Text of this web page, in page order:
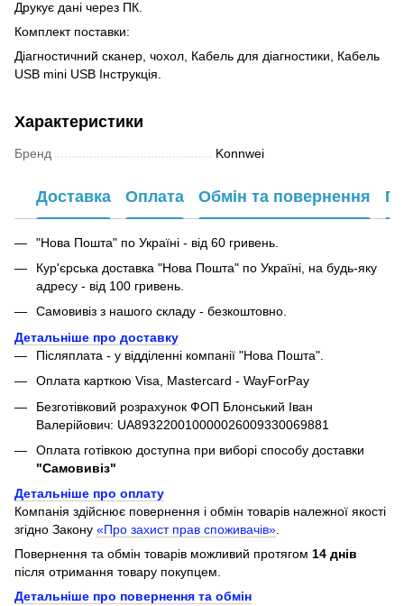
Друкує дані через ПК.
Комплект поставки:
Діагностичний сканер, чохол, Кабель для діагностики, Кабель
USB mini USB Інструкція.
Характеристики
Бренд Konnwei
Доставка Оплата Обмін та повернення
"Нова Пошта" по Україні - від 60 гривень.
Кур'єрська доставка "Нова Пошта" по Україні, на будь-яку
адресу - від 100 гривень.
Самовивіз з нашого складу - безкоштовно.
Детальніше про доставку
Післяплата - у відділенні компанії "Нова Пошта".
Оплата карткою Visa, Mastercard - WayForPay
Безготівковий розрахунок ФОП Блонський Іван
Валерійович: UA893220010000026009330069881
Оплата готівкою доступна при виборі способу доставки
"Самовивіз"
Детальніше про оплату
Компанія здійснює повернення і обмін товарів належної якості
згідно Закону «Про захист прав споживачів».
Повернення та обмін товарів можливий протягом 14 днів
після отримання товару покупцем.
Детальніше про повернення та обмін